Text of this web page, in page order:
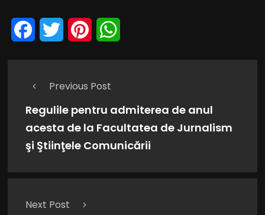
Facebook
Twitter Pinterest
Previous Post
Regulile pentru admiterea de anul
acesta de la Facultatea de Jurnalism
şi Ştiinţele Comunicării
Next Post